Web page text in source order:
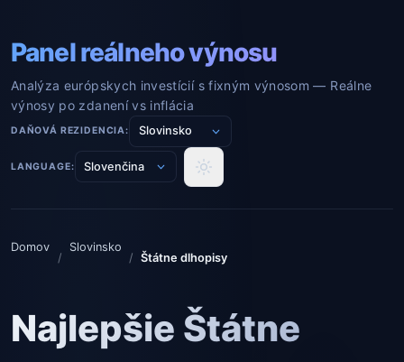
Panel reálneho výnosu
Analýza európskych investícií s fixným výnosom — Reálne
výnosy po zdanení vs inflácia
DAŇOVÁ REZIDENCIA:
LANGUAGE:
Domov
/
Slovinsko
/ Štátne dlhopisy
Najlepšie Štátne